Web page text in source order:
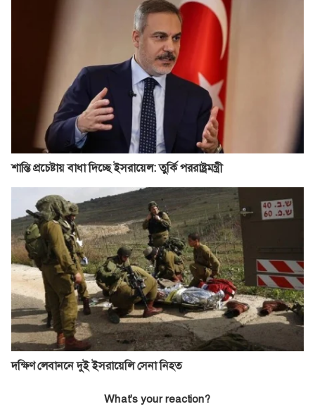
শান্তি প্রচেষ্টায় বাধা দিচ্ছে ইসরায়েল: তুর্কি পররাষ্ট্রমন্ত্রী
দক্ষিণ লেবাননে দুই ইসরায়েলি সেনা নিহত